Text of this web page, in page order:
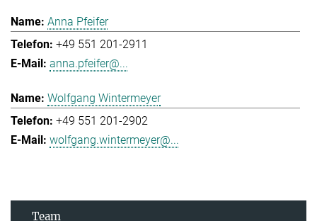
Anna Pfeifer
+49 551 201-2911
anna.pfeifer@...
Wolfgang Wintermeyer
+49 551 201-2902
wolfgang.wintermeyer@...
Team